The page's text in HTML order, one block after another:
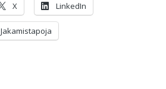
X LinkedIn
Jakamistapoja